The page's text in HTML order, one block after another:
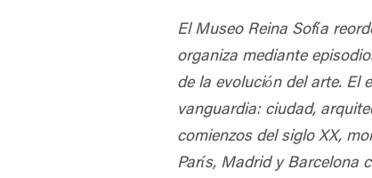
El Museo Reina Sofía
organiza mediante
de la evolución del arte. El
vanguardia: ciudad,
comienzos del sigloXX,
París, Madrid y Barcelona